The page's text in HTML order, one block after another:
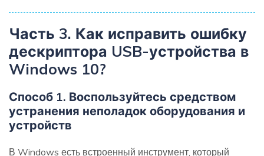
Часть 3. Как исправить ошибку
дескриптора USB-устройства в
Windows 10?
Способ 1. Воспользуйтесь средством
устранения неполадок оборудования и
устройств
В Windows есть встроенный инструмент, который